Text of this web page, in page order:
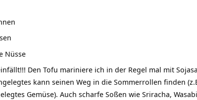
Nüsse
Den Tofu mariniere ich in der Regel mal mit
kann seinen Weg in die Sommerrollen finden
Gemüse). Auch scharfe Soßen wie Sriracha,